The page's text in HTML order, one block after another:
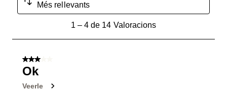
Més rellevants
Valoracions.
1– 4 de 14 Valoracions
3 de 5 estrelles.
Ok
Veerle